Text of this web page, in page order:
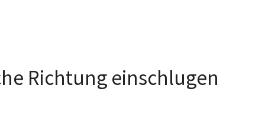
Richtung einschlugen